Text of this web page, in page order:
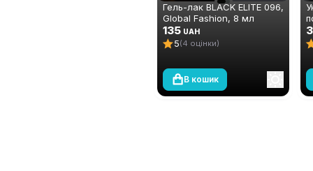
Гель-лак BLACK ELITE 096,
Global Fashion, 8 мл
135 UAH
5(4 оцінки)
В кошик